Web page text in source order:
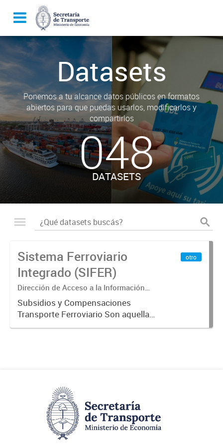
Datasets
Ponemos a tu alcance datos públicos en formatos
abiertos para que puedas usarlos, modificarlos y
compartirlos
048
DATASETS
Sistema Ferroviario
Integrado (SIFER)
Dirección de Acceso a la Información
Pública y Transparencia
Subsidios y Compensaciones
Transporte Ferroviario Son aquellas
transferencias realizadas por la
otro